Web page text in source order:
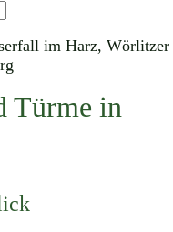
Türme in